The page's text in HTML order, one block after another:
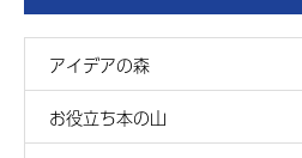
アイデアの森
お役立ち本の山